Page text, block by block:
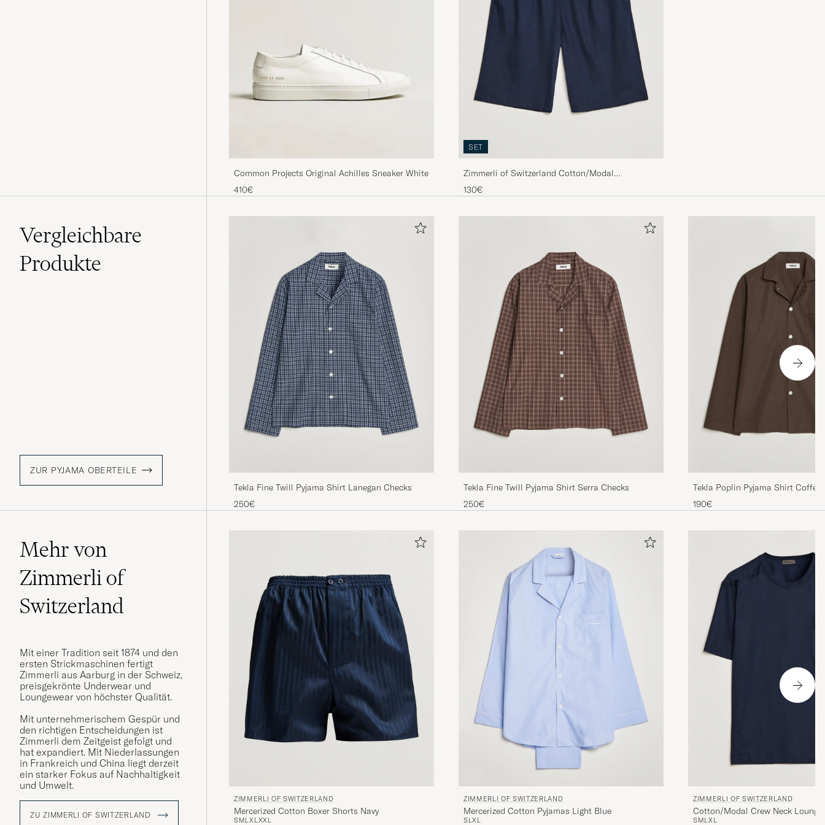
Common Projects Original Achilles Sneaker White
410€
SET
Zimmerli of Switzerland Cotton/Modal
Loungewear Shorts Midnight
130€
Vergleichbare
Produkte
ZUR PYJAMA OBERTEILE
Tekla Fine Twill Pyjama Shirt Lanegan Checks
250€
Tekla Fine Twill Pyjama Shirt Serra Checks
250€
Tekla Poplin Pyjama Shirt Coffee
190€
Mehr von
Zimmerli of
Switzerland
Mit einer Tradition seit 1874 und den
ersten Strickmaschinen fertigt
Zimmerli aus Aarburg in der Schweiz,
preisgekrönte Underwear und
Loungewear von höchster Qualität.
Mit unternehmerischem Gespür und
den richtigen Entscheidungen ist
Zimmerli dem Zeitgeist gefolgt und
hat expandiert. Mit Niederlassungen
in Frankreich und China liegt derzeit
ein starker Fokus auf Nachhaltigkeit
und Umwelt.
ZU ZIMMERLI OF SWITZERLAND
ZIMMERLI OF SWITZERLAND
Mercerized Cotton Boxer Shorts Navy
SMLXLXXL
ZIMMERLI OF SWITZERLAND
Mercerized Cotton Pyjamas Light Blue
SLXL
ZIMMERLI OF SWITZERLAND
Cotton/Modal Crew Neck
Midnight
SMLXL